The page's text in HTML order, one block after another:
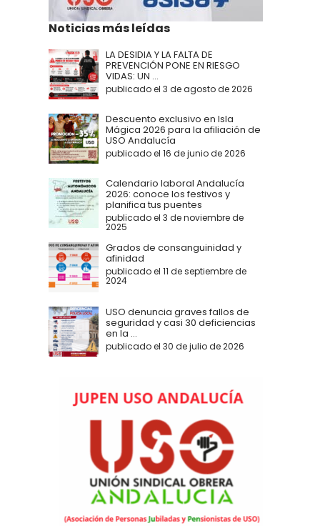
Noticias más leídas
LA DESIDIA Y LA FALTA DE
PREVENCIÓN PONE EN RIESGO
VIDAS: UN ...
publicado el 3 de agosto de 2026
Descuento exclusivo en Isla
Mágica 2026 para la afiliación de
USO Andalucía
publicado el 16 de junio de 2026
Calendario laboral Andalucía
2026: conoce los festivos y
planifica tus puentes
publicado el 3 de noviembre de
2025
Grados de consanguinidad y
afinidad
publicado el 11 de septiembre de
2024
USO denuncia graves fallos de
seguridad y casi 30 deficiencias
en la ...
publicado el 30 de julio de 2026